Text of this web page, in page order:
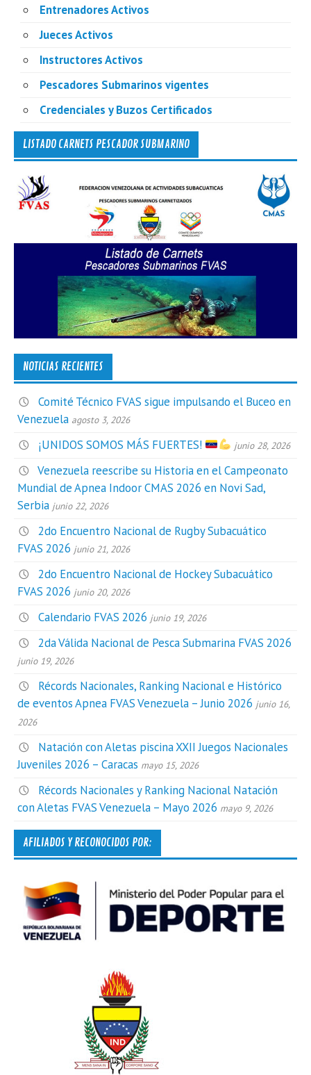
Entrenadores Activos
Jueces Activos
Instructores Activos
Pescadores Submarinos vigentes
Credenciales y Buzos Certificados
LISTADO CARNETS PESCADOR SUBMARINO
NOTICIAS RECIENTES
Comité Técnico FVAS sigue impulsando el Buceo en
Venezuela agosto 3, 2026
¡UNIDOS SOMOS MÁS FUERTES! junio 28, 2026
Venezuela reescribe su Historia en el Campeonato
Mundial de Apnea Indoor CMAS 2026 en Novi Sad,
Serbia junio 22, 2026
2do Encuentro Nacional de Rugby Subacuático
FVAS 2026 junio 21, 2026
2do Encuentro Nacional de Hockey Subacuático
FVAS 2026 junio 20, 2026
Calendario FVAS 2026 junio 19, 2026
2da Válida Nacional de Pesca Submarina FVAS 2026
junio 19, 2026
Récords Nacionales, Ranking Nacional e Histórico
de eventos Apnea FVAS Venezuela – Junio 2026 junio 16,
2026
Natación con Aletas piscina XXII Juegos Nacionales
Juveniles 2026 – Caracas mayo 15, 2026
Récords Nacionales y Ranking Nacional Natación
con Aletas FVAS Venezuela – Mayo 2026 mayo 9, 2026
AFILIADOS Y RECONOCIDOS POR: